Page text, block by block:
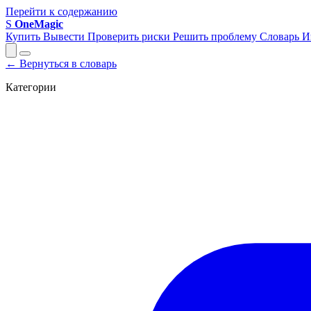
Перейти к содержанию
S OneMagic
Купить Вывести Проверить риски Решить проблему Словарь
← Вернуться в словарь
Категории